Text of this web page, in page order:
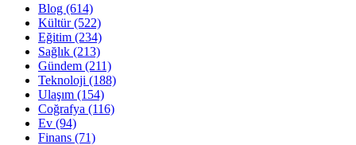
Blog (614)
Kültür(522)
Eğitim (234)
Sağlık (213)
Gündem (211)
Teknoloji (188)
Ulaşım (154)
Coğrafya (116)
Ev (94)
Finans (71)